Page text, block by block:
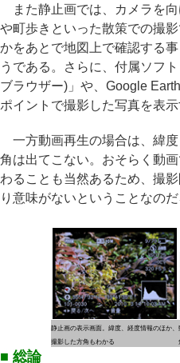
また静止画では、カメラを
や町歩きといった散策での撮
かをあとで地図上で確認する
うである。さらに、付属ソフ
ブラウザー)」や、Google
ポイントで撮影した写真を表
一方動画再生の場合は、緯
角は出てこない。おそらく動
わることも当然あるため、撮
り意味がないということなのだ
静止画の表示画面。緯度、経度情報のほか、
撮影した方角もわかる
■ 総論